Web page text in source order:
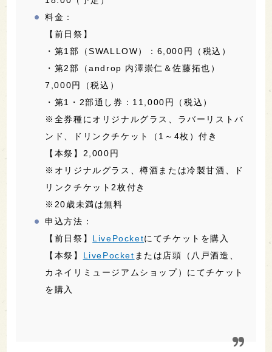
料金：
【前日祭】
・第1部（SWALLOW）：6,000円（税込）
・第2部（androp 内澤崇仁＆佐藤拓也）
7,000円（税込）
・第1・2部通し券：11,000円（税込）
※全券種にオリジナルグラス、ラバーリストバ
ンド、ドリンクチケット（1～4枚）付き
【本祭】2,000円
※オリジナルグラス、樽酒または冷製甘酒、ド
リンクチケット2枚付き
※20歳未満は無料
申込方法：
【前日祭】 LivePocketにてチケットを購入
【本祭】 LivePocket または店頭（八戸酒造、
カネイリミュージアムショップ）にてチケット
を購入